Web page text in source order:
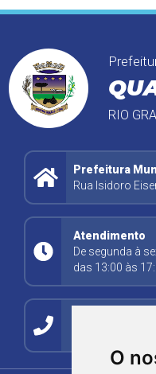
O
RIO
Prefeitura
Rua Isidoro
Atendimento
De segunda à
das 13:00 às